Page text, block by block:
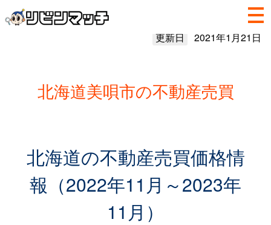
更新日 2021年1月21日
北海道美唄市の不動産売買
北海道の不動産売買価格情
報（2022年11月～2023年
11月）